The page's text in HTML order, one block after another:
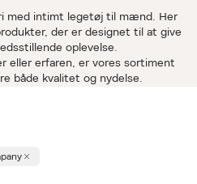
med intimt legetøj til mænd. Her
der er designet til at give
oplevelse.
eller erfaren, er vores sortiment
både kvalitet og nydelse.